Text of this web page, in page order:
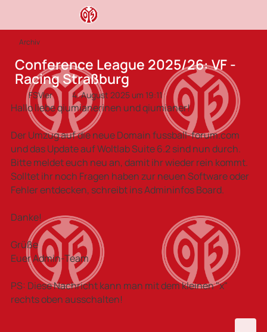
Archiv
Conference League 2025/26: VF -
Racing Straßburg
FSVler 4. August 2025 um 19:11
Hallo liebe qiumianerinen und qiumianer!
Der Umzug auf die neue Domain fussball-forum.com
und das Update auf Woltlab Suite 6.2 sind nun durch.
Bitte meldet euch neu an, damit ihr wieder rein kommt.
Solltet ihr noch Fragen haben zur neuen Software oder
Fehler entdecken, schreibt ins Admininfos Board.
Danke!
Grüße
Euer Admin-Team
PS: Diese Nachricht kann man mit dem kleinen "x"
rechts oben ausschalten!